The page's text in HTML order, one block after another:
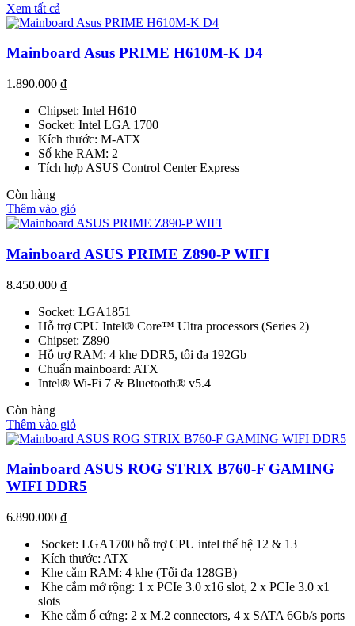
Xem tất cả
Mainboard Asus PRIME H610M-K D4
1.890.000 ₫
Chipset: Intel H610
Socket: Intel LGA 1700
Kích thước: M-ATX
Số khe RAM: 2
Tích hợp ASUS Control Center Express
Còn hàng
Thêm vào giỏ
Mainboard ASUS PRIME Z890-P WIFI
8.450.000 ₫
Socket: LGA1851
Hỗ trợ CPU Intel® Core™ Ultra processors (Series 2)
Chipset: Z890
Hỗ trợ RAM: 4 khe DDR5, tối đa 192Gb
Chuẩn mainboard: ATX
Intel® Wi-Fi 7 & Bluetooth® v5.4
Còn hàng
Thêm vào giỏ
Mainboard ASUS ROG STRIX B760-F GAMING
WIFI DDR5
6.890.000 ₫
Socket: LGA1700 hỗ trợ CPU intel thế hệ 12 & 13
Kích thước: ATX
Khe cắm RAM: 4 khe (Tối đa 128GB)
Khe cắm mở rộng: 1 x PCIe 3.0 x16 slot, 2 x PCIe 3.0 x1
slots
Khe cắm ổ cứng: 2 x M.2 connectors, 4 x SATA 6Gb/s ports